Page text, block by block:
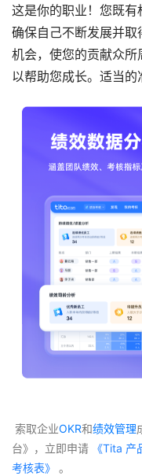
这是你的职业！您既
确保自己不断发展并
机会，使您的贡献众所
以帮助您成长。适当的
索取企业OKR和绩效管理
台》，立即申请 《Tita 产
考核表》
。